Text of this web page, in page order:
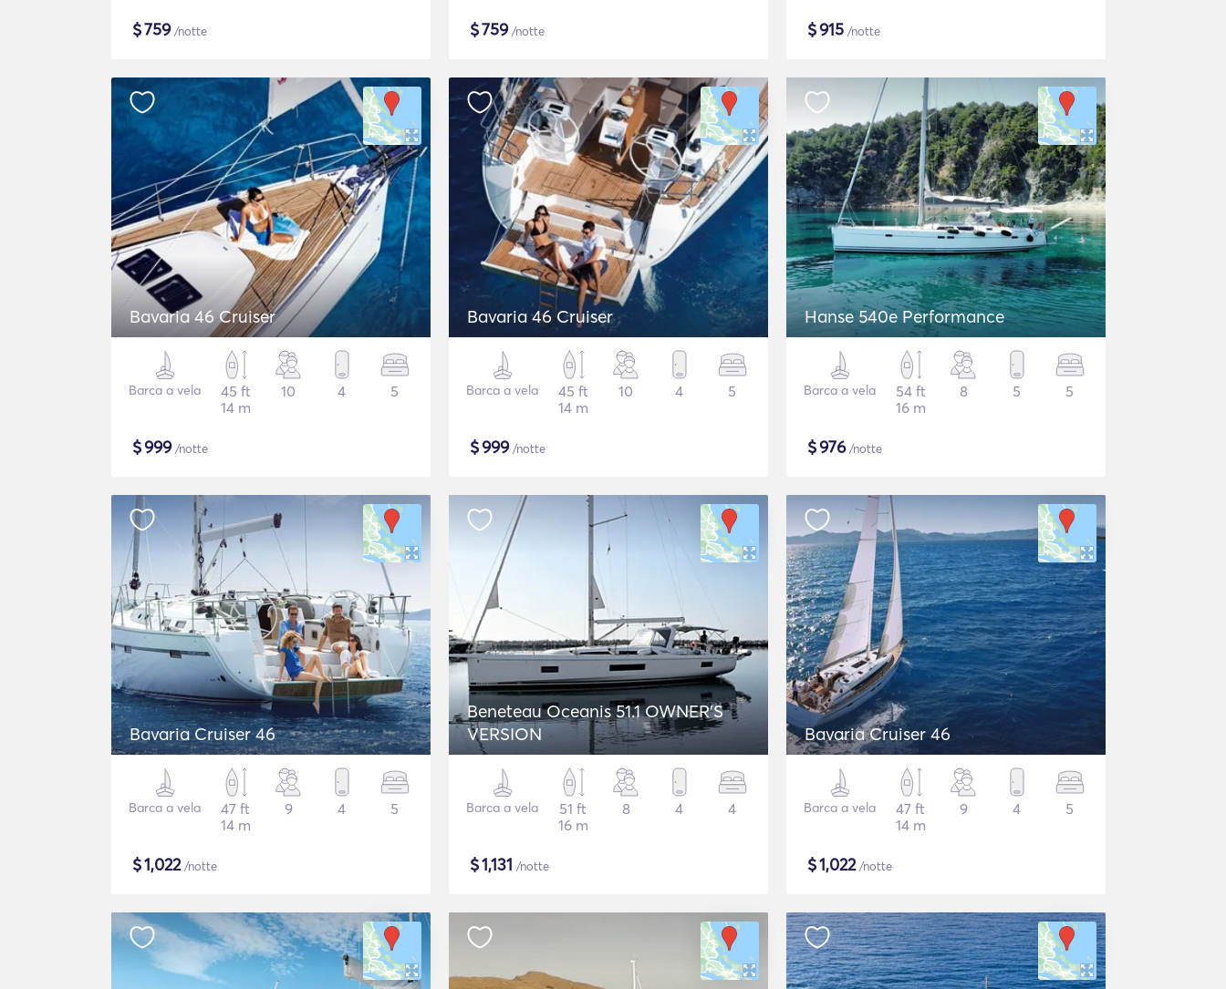
$759/notte $759/notte $915 /notte
Bavaria 46 Cruiser
Barca a vela
45 ft
14 m
10 4 5
$999/notte
Bavaria 46 Cruiser
Barca a vela
45 ft
14 m
10 4 5
$999/notte
Hanse 540e Performance
Barca a vela
54 ft
16 m
8 5 5
$976/notte
Bavaria Cruiser 46
Barca a vela
47 ft
14 m
9 4 5
$1,022/notte
Beneteau Oceanis 51.1 OWNER'S
VERSION
Barca a vela
51 ft
16 m
8 4 4
$1,131 /notte
Bavaria Cruiser 46
Barca a vela
47 ft
14 m
9 4 5
$1,022/notte